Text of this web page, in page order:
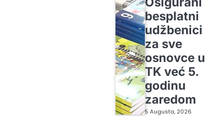
besplatni
udžbenici
za sve
osnovce u
TK već 5.
godinu
zaredom
5 Augusta, 2026